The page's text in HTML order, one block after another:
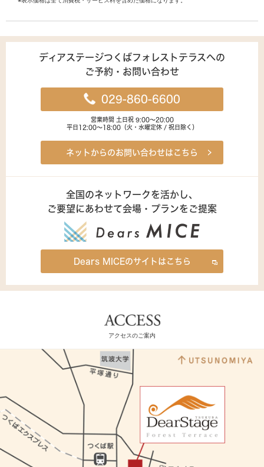
ディアステージつくばフォレストテラスへの
ご予約・お問い合わせ
029-860-6600
営業時間 土日祝 9:00～20:00
平日12:00～18:00（火・水曜定休 / 祝日除く）
ネットからのお問い合わせはこちら
全国のネットワークを活かし、
ご要望にあわせて会場・プランをご提案
Dears MICEのサイトはこちら
アクセスのご案内